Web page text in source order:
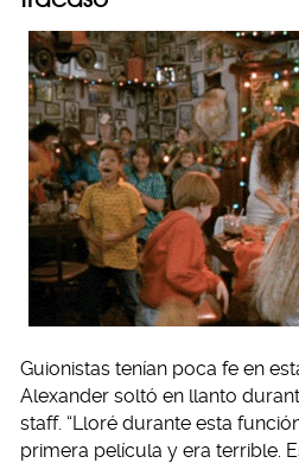
Guionistas tenían poca fe en
Alexander soltó en llanto
staff. “Lloré durante esta
primera película y era terrible.